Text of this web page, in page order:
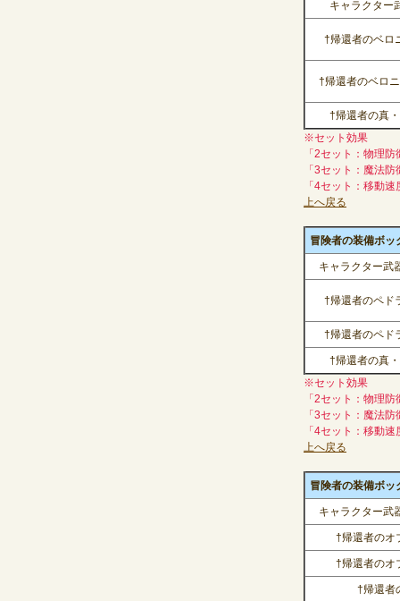
キャラクター
†帰還者のベロ
†帰還者のベロ
†帰還者の真
※セット効果
「2セット：物理
「3セット：魔法
「4セット：移動速
上へ戻る
冒険者の装備ボッ
キャラクター武
†帰還者のペド
†帰還者のペド
†帰還者の真
※セット効果
「2セット：物理
「3セット：魔法
「4セット：移動速
上へ戻る
冒険者の装備ボッ
キャラクター武
†帰還者のオ
†帰還者のオ
†帰還者